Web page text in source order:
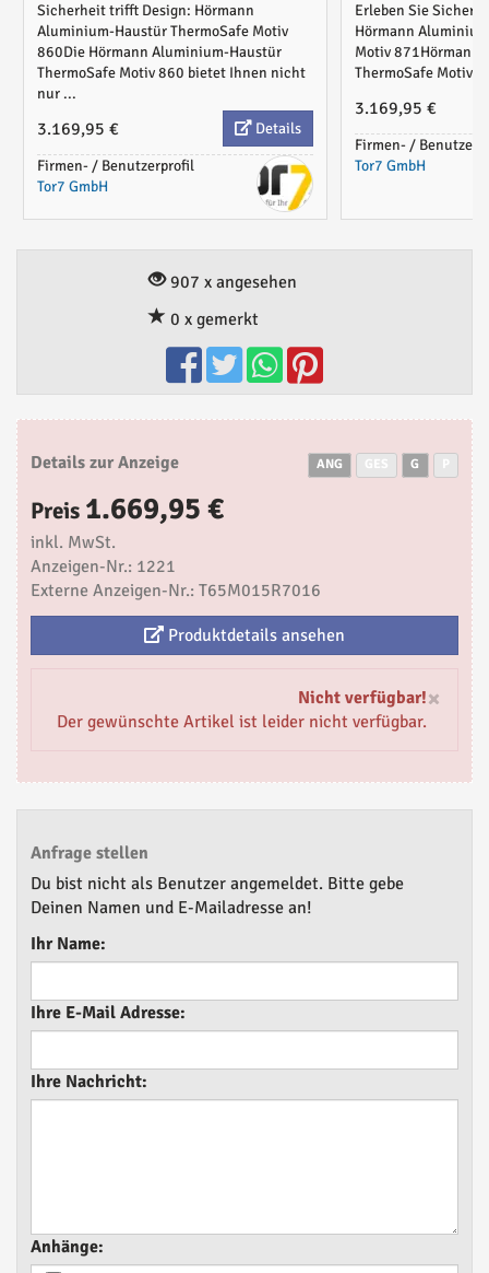
Sicherheit trifft Design: Hörmann
Aluminium-Haustür ThermoSafe Motiv
860Die Hörmann Aluminium-Haustür
ThermoSafe Motiv 860 bietet Ihnen nicht
nur ...
3.169,95 €
Details
Firmen- / Benutzerprofil
Tor7 GmbH
Erleben Sie
Hörmann
Motiv 871Hörmann
ThermoSafe Motiv
3.169,95 €
Firmen- /
Tor7 GmbH
907 x angesehen
0 x gemerkt
Details zur Anzeige ANG G
Preis 1.669,95 €
inkl. MwSt.
Anzeigen-Nr.: 1221
Externe Anzeigen-Nr.: T65M015R7016
Produktdetails ansehen
×
Nicht verfügbar!
Der gewünschte Artikel ist leider nicht verfügbar.
Anfrage stellen
Du bist nicht als Benutzer angemeldet. Bitte gebe
Deinen Namen und E-Mailadresse an!
Ihr Name:
Ihre E-Mail Adresse:
Ihre Nachricht:
Anhänge: